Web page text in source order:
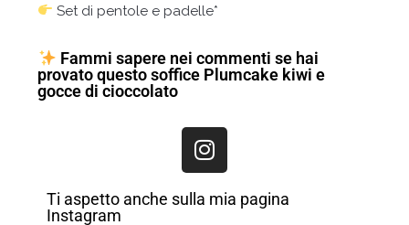
Set di pentole e padelle*
Fammi sapere nei commenti se hai
provato questo soffice Plumcake kiwi e
gocce di cioccolato
Ti aspetto anche sulla mia pagina
Instagram